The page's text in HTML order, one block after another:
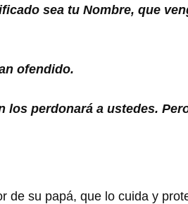
sea tu Nombre, que
ofendido.
los perdonará a ustedes.
de su papá, que lo cuida y